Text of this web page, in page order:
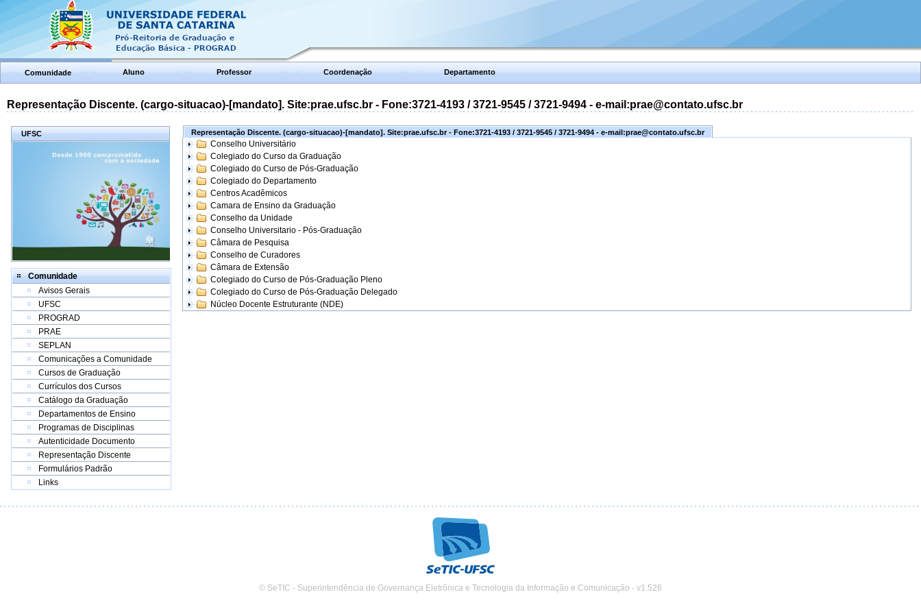
Comunidade Aluno Professor Coordenação Departamento
Representação Discente. (cargo-situacao)-[mandato]. Site:prae.ufsc.br - Fone:3721-4193 / 3721-9545 / 3721-9494 - e-mail:prae@contato.ufsc.br
UFSC
Comunidade
Avisos Gerais
UFSC
PROGRAD
PRAE
SEPLAN
Comunicações a Comunidade
Cursos de Graduação
Currículos dos Cursos
Catálogo da Graduação
Departamentos de Ensino
Programas de Disciplinas
Autenticidade Documento
Representação Discente
Formulários Padrão
Links
Representação Discente. (cargo-situacao)-[mandato]. Site:prae.ufsc.br - Fone:3721-4193 / 3721-9545 / 3721-9494 - e-mail:prae@contato.ufsc.br
Conselho Universitário
Colegiado do Curso da Graduação
Colegiado do Curso de Pós-Graduação
Colegiado do Departamento
Centros Acadêmicos
Camara de Ensino da Graduação
Conselho da Unidade
Conselho Universitario - Pós-Graduação
Câmara de Pesquisa
Conselho de Curadores
Câmara de Extensão
Colegiado do Curso de Pós-Graduação Pleno
Colegiado do Curso de Pós-Graduação Delegado
Núcleo Docente Estruturante (NDE)
© SeTIC - Superintendência de Governança Eletrônica e Tecnologia da Informação e Comunicação - v1.526